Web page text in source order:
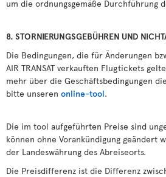
um die ordnungsgemäße Durchführung
8. STORNIERUNGSGEBÜHREN UND
Die Bedingungen, die für Änderungen
AIR TRANSAT verkauften Flugtickets
mehr über die Geschäftsbedingungen
bitte unseren online-tool.
Die im tool aufgeführten Preise sind
können ohne Vorankündigung geändert
der Landeswährung des Abreiseorts.
Die Preisdifferenz ist die Differenz